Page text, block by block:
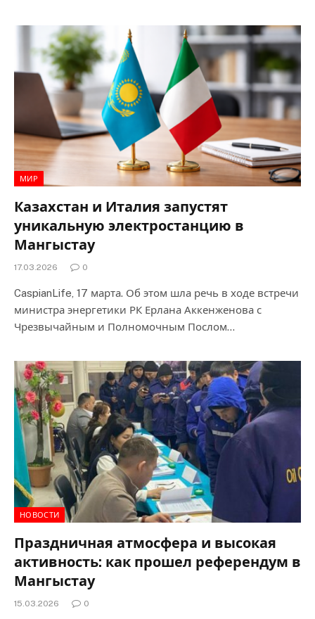
МИР
Казахстан и Италия запустят
уникальную электростанцию в
Мангыстау
17.03.2026 0
CaspianLife, 17 марта. Об этом шла речь в ходе встречи
министра энергетики РК Ерлана Аккенженова с
Чрезвычайным и Полномочным Послом…
НОВОСТИ
Праздничная атмосфера и высокая
активность: как прошел референдум в
Мангыстау
15.03.2026 0